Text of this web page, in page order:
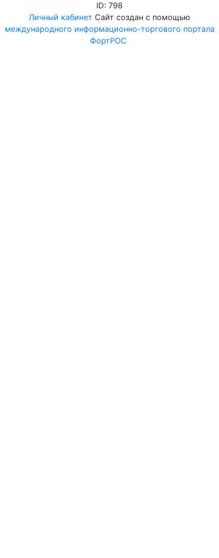
ID: 798
Личный кабинет Сайт создан с помощью
международного информационно-торгового портала
ФортРОС